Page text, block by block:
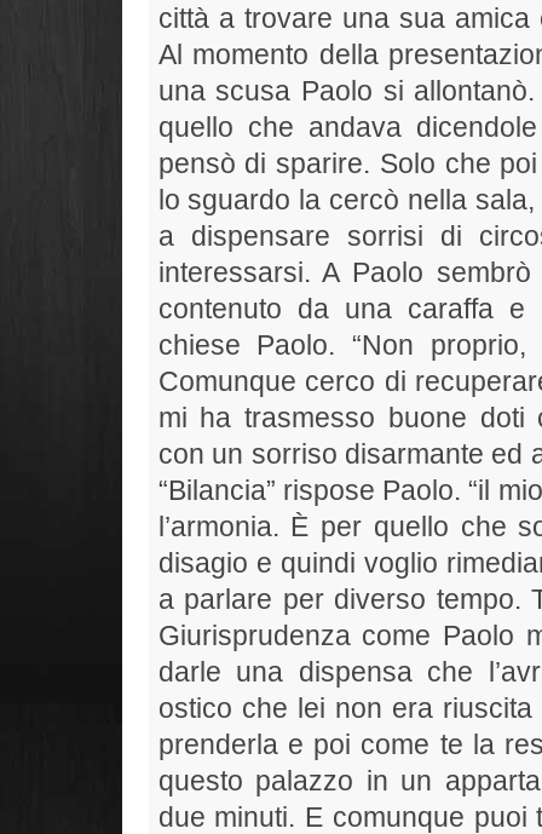
città a trovare una sua
Al momento della
una scusa Paolo si
quello che andava
pensò di sparire. Solo che
lo sguardo la cercò nella
a dispensare sorrisi di
interessarsi. A Paolo
contenuto da una caraffa e
chiese Paolo. “Non
Comunque cerco di
mi ha trasmesso buone doti
con un sorriso disarmante ed
“Bilancia” rispose Paolo. “il
l’armonia. È per quello che
disagio e quindi voglio
a parlare per diverso tempo.
Giurisprudenza come Paolo
darle una dispensa che
ostico che lei non era
prenderla e poi come te la
questo palazzo in un
due minuti. E comunque